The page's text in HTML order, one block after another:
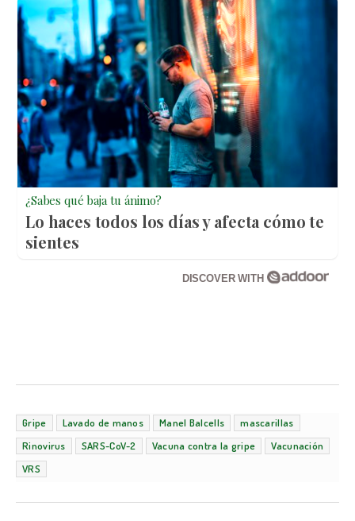
¿Sabes qué baja tu ánimo?
Lo haces todos los días y afecta cómo te
sientes
DISCOVER WITH
Gripe Lavado de manos Manel Balcells
mascarillas
Rinovirus
SARS-CoV-2 Vacuna contra la gripe
Vacunación
VRS